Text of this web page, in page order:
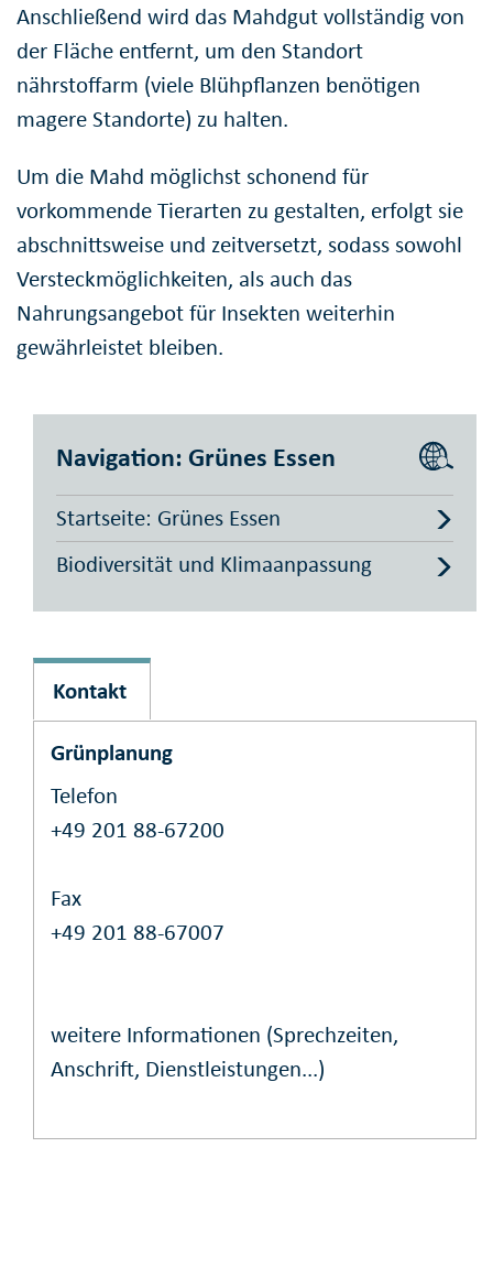
Anschließend wird das Mahdgut vollständig von
der Fläche entfernt, um den Standort
nährstoffarm (viele Blühpflanzen benötigen
magere Standorte) zu halten.
Um die Mahd möglichst schonend für
vorkommende Tierarten zu gestalten, erfolgt sie
abschnittsweise und zeitversetzt, sodass sowohl
Versteckmöglichkeiten, als auch das
Nahrungsangebot für Insekten weiterhin
gewährleistet bleiben.
Navigation: Grünes Essen
Startseite: Grünes Essen
Biodiversität und Klimaanpassung
Kontakt
Grünplanung
Telefon
+49 201 88-67200
Fax
+49 201 88-67007
weitere Informationen (Sprechzeiten,
Anschrift, Dienstleistungen...)